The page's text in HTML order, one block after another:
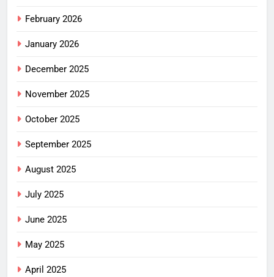
February 2026
January 2026
December 2025
November 2025
October 2025
September 2025
August 2025
July 2025
June 2025
May 2025
April 2025